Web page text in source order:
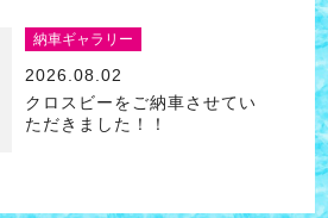
納車ギャラリー
2026.08.02
クロスビーをご納車させてい
ただきました！！